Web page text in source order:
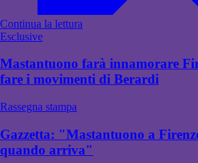
Continua la lettura
Esclusive
Mastantuono farà innamorare
fare i movimenti di Berardi
Rassegna stampa
Gazzetta: "Mastantuono a
quando arriva"